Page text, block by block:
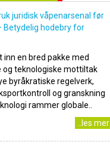
juridisk våpenarsenal før
Betydelig hodebry for
inn en bred pakke med
og teknologiske mottiltak
byråkratiske regelverk,
og granskning
rammer globale..
..les mer